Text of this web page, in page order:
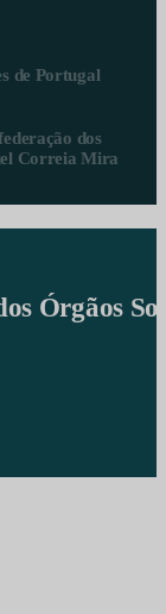
de Portugal
dos
Correia Mira
Órgãos